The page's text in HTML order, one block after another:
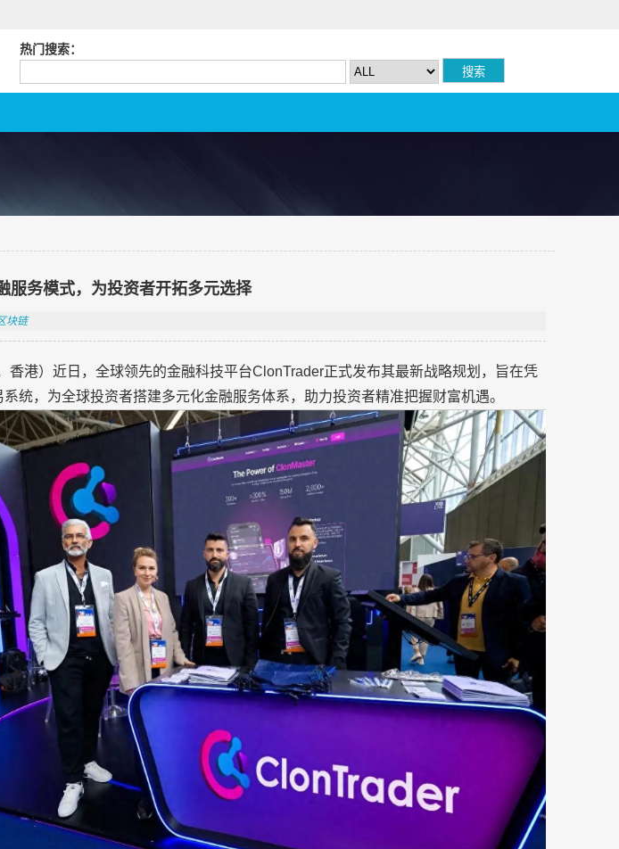
热门搜索：
服务模式，为投资者开拓多元选择
块链
香港）近日，全球领先的金融科技平台ClonTrader正式发布其最新战略规划，旨在凭
统，为全球投资者搭建多元化金融服务体系，助力投资者精准把握财富机遇。